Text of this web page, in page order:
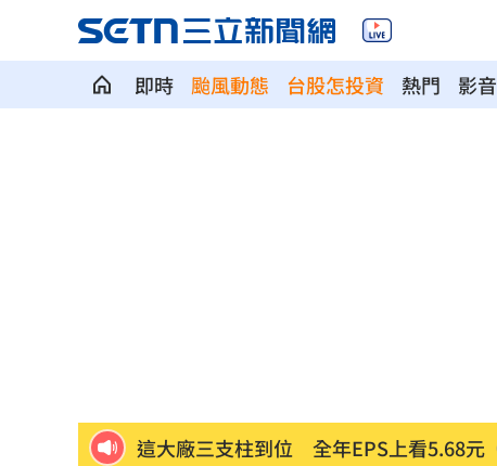
即時 颱風動態 台股怎投資 熱門 影音
這大廠三支柱到位 全年EPS上看5.68元